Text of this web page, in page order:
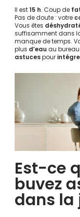
Il est15 h. Coup de
Pas de doute : votre
Vous êtes
suffisamment dans
manque de temps.
plus d’eau au
astucespour
Est-ce
buvez
dans la